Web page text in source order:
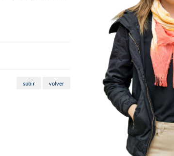
subir volver